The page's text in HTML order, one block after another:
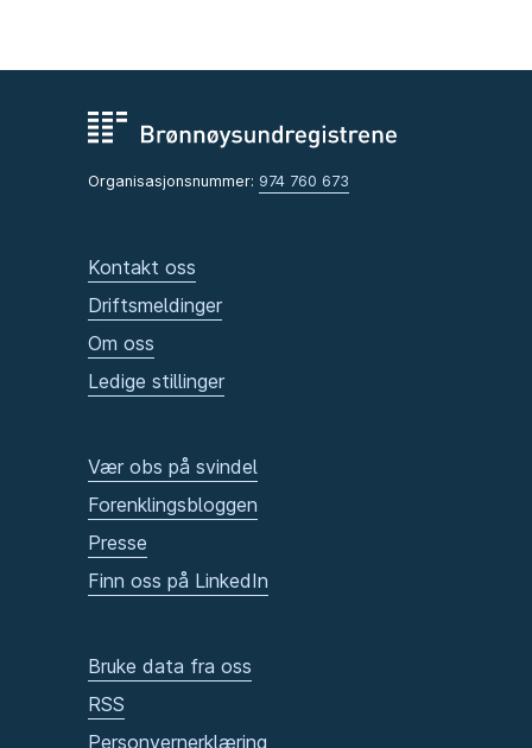
Organisasjonsnummer: 974 760 673
Kontakt oss
Driftsmeldinger
Om oss
Ledige stillinger
Vær obs på svindel
Forenklingsbloggen
Presse
Finn oss på LinkedIn
Bruke data fra oss
RSS
Personvernerklæring